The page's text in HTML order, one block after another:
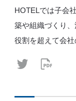
HOTELでは子会
築や組織づくり、
役割を超えて会社